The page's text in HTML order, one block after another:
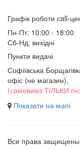
Графік роботи сall-
Пн-Пт: 10:00 - 18:00
Сб-Нд: вихідні
Пункти видачі
Софіївська
офіс (не магазин),
(самовивіз ТІЛЬКИ
Показати на мапі
Все права